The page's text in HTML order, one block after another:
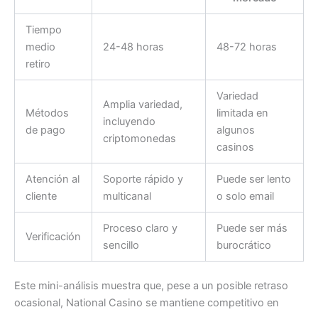
Tiempo
medio
retiro
24-48 horas 48-72 horas
Métodos
de pago
Amplia variedad,
incluyendo
criptomonedas
Variedad
limitada en
algunos
casinos
Atención al
cliente
Soporte rápido y
multicanal
Puede ser lento
o solo email
Verificación
Proceso claro y
sencillo
Puede ser más
burocrático
Este mini-análisis muestra que, pese a un posible retraso
ocasional, National Casino se mantiene competitivo en